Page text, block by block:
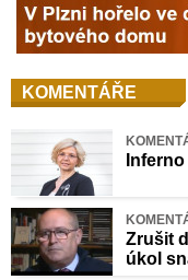
KOMENTÁŘE
Zrušit
úkol